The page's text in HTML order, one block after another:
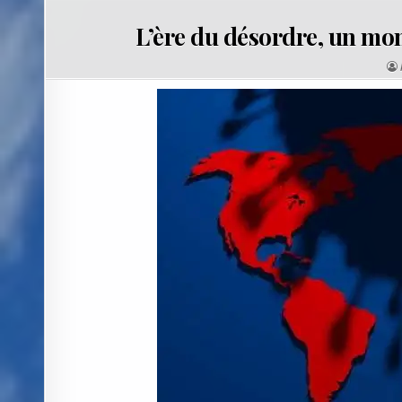
L’ère du désordre, un
A
: